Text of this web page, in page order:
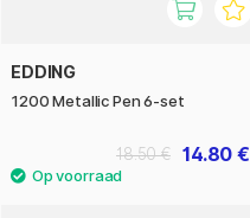
EDDING
1200 Metallic Pen 6-set
14.80 €
18.50 €